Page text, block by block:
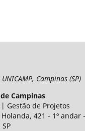
Campinas (SP)
Campinas
Gestão de Projetos
421 - 1º